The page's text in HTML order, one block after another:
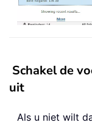
Schakel de
uit
Als u niet wilt